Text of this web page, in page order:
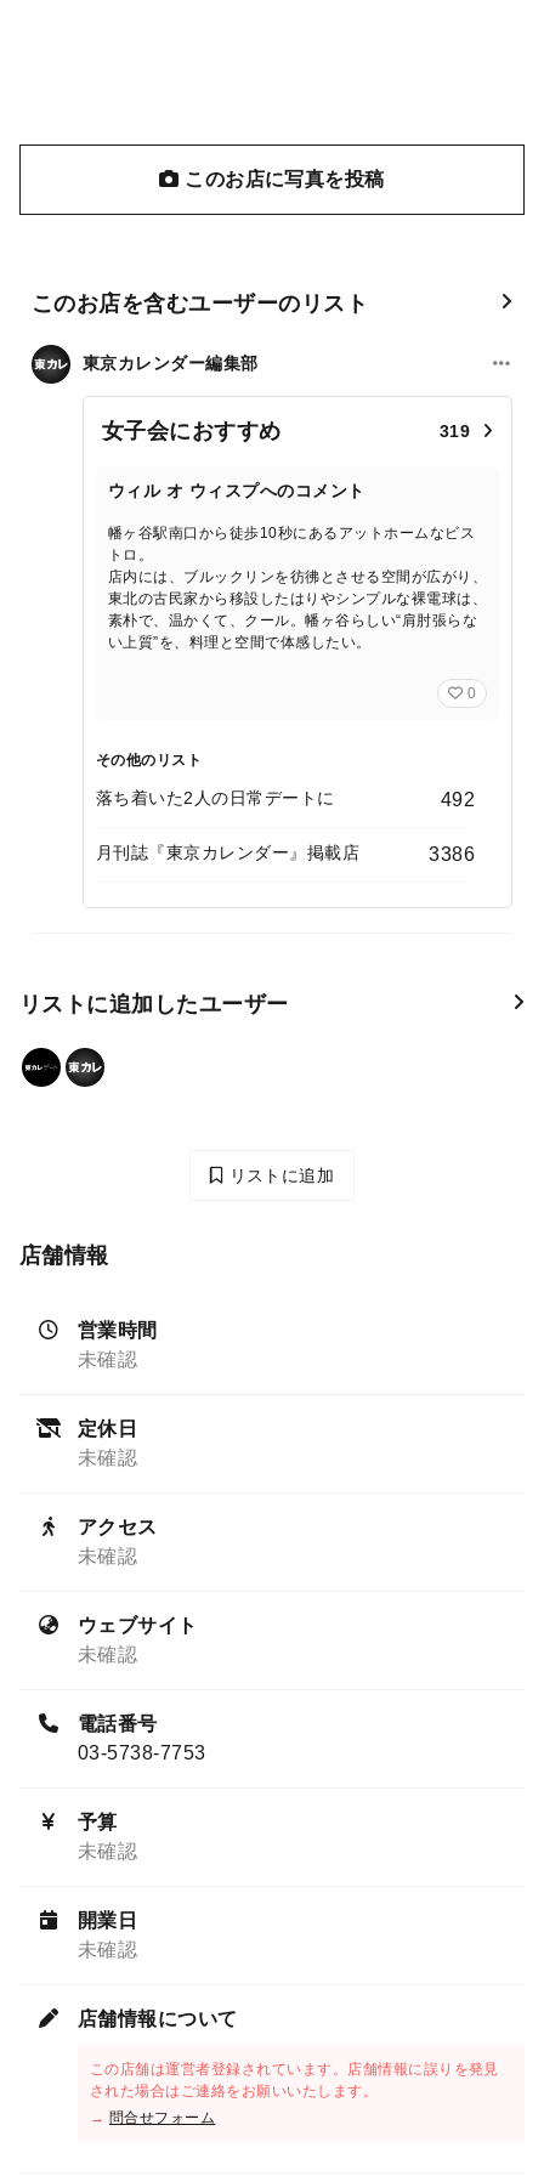
このお店に写真を投稿
このお店を含むユーザーのリスト
東京カレンダー編集部
女子会におすすめ 319
ウィル オ ウィスプへのコメント
幡ヶ谷駅南口から徒歩10秒にあるアットホームなビス
トロ。
店内には、ブルックリンを彷彿とさせる空間が広がり、
東北の古民家から移設したはりやシンプルな裸電球は、
素朴で、温かくて、クール。幡ヶ谷らしい“肩肘張らな
い上質”を、料理と空間で体感したい。
0
その他のリスト
落ち着いた2人の日常デートに 492
月刊誌『東京カレンダー』掲載店 3386
リストに追加したユーザー
リストに追加
店舗情報
営業時間
未確認
定休日
未確認
アクセス
未確認
ウェブサイト
未確認
電話番号
03-5738-7753
予算
未確認
開業日
未確認
店舗情報について
この店舗は運営者登録されています。店舗情報に誤りを発見
された場合はご連絡をお願いいたします。
→ 問合せフォーム